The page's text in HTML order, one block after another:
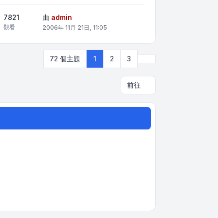
7821
觀看
由 admin
2006年 11月 21日, 11:05
72 個主題 1 2 3
前往